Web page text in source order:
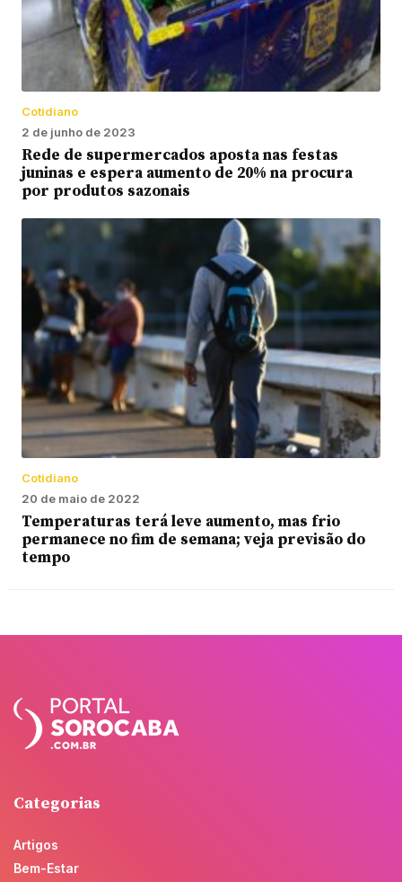
Cotidiano
2 de junho de 2023
Rede de supermercados aposta nas festas
juninas e espera aumento de 20% na procura
por produtos sazonais
Cotidiano
20 de maio de 2022
Temperaturas terá leve aumento, mas frio
permanece no fim de semana; veja previsão do
tempo
Categorias
Artigos
Bem-Estar